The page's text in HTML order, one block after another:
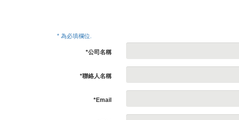
* 為必填欄位.
*公司名稱
*聯絡人名稱
*Email